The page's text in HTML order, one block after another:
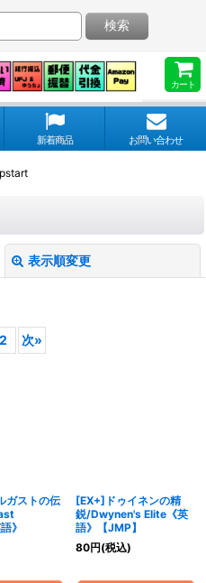
カート
検索
新着商品 お問い合わせ
表示順変更
2 次»
ガストの伝
》
[EX+]ドゥイネンの精
鋭/Dwynen's Elite《英
語》【JMP】
80円(税込)